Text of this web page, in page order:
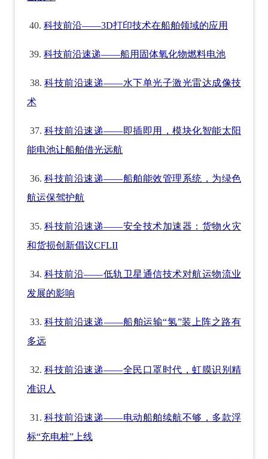
40. 科技前沿——3D打印技术在船舶领域的应用
39. 科技前沿速递——船用固体氧化物燃料电池
38. 科技前沿速递——水下单光子激光雷达成像技
术
37. 科技前沿速递——即插即用，模块化智能太阳
能电池让船舶借光远航
36. 科技前沿速递——船舶能效管理系统，为绿色
航运保驾护航
35. 科技前沿速递——安全技术加速器：货物火灾
和货损创新倡议CFLII
34. 科技前沿——低轨卫星通信技术对航运物流业
发展的影响
33.科技前沿速递——船舶运输“氢”装上阵之路有
多远
32. 科技前沿速递——全民口罩时代，虹膜识别精
准识人
31. 科技前沿速递——电动船舶续航不够，多款浮
标“充电桩”上线